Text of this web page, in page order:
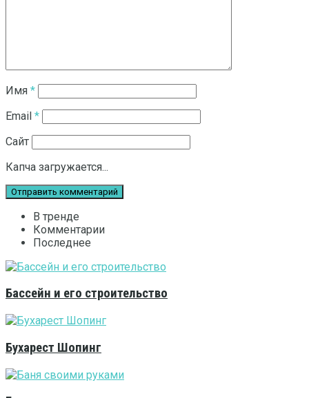
Имя *
Email *
Сайт
Капча загружается...
В тренде
Комментарии
Последнее
Бассейн и его строительство
Бухарест Шопинг